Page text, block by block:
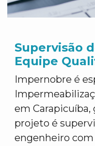
Supervisão
Equipe
Impernobre é
em
projeto é
engenheiro com